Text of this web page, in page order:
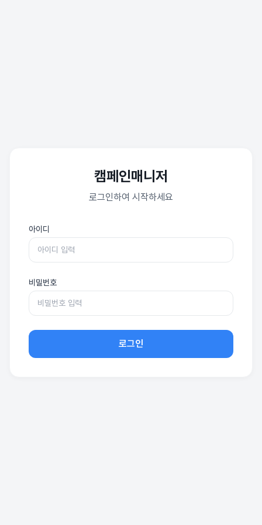
캠페인매니저
로그인하여 시작하세요
아이디
비밀번호
로그인